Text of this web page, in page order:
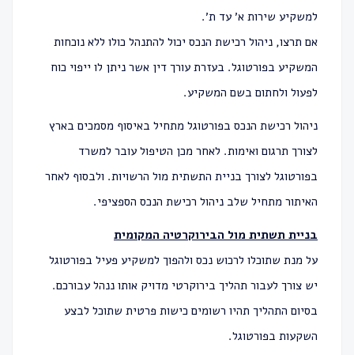
למשקיע שירות א׳ עד ת׳.
אם תרצו, ניהול רכישת הנכס יכול להתנהל כולו ללא נוכחות
המשקיע בפורטוגל. בעזרת עורך דין אשר ניתן לו ייפוי כוח
לפעול ולחתום בשם המשקיע.
ניהול רכישת הנכס בפורטוגל מתחיל באיסוף מסמכים בארץ
לצורך תרגום ואימות. לאחר מכן הטיפול עובר למשרד
בפורטוגל לצורך בניית התשתית מול הרשויות. ולבסוף לאחר
האיתור מתחיל שלב ניהול רכישת הנכס הספציפי.
בניית תשתית מול הבירוקרטיה המקומית
על מנת שתוכלו לרכוש נכס ולהפוך למשקיע פעיל בפורטוגל
יש צורך לעבור תהליך בירוקרטי מדויק אותו ננהל עבורכם.
בסיום התהליך תהיו רשומים כישות פרטית שתוכל לבצע
השקעות בפורטוגל.